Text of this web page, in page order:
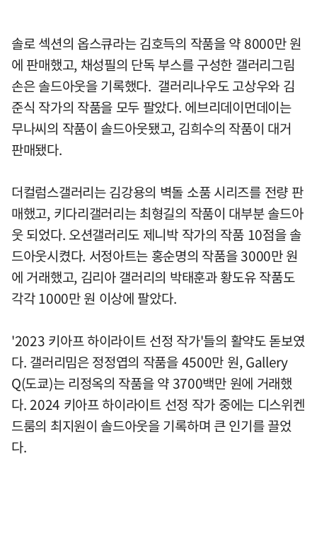
솔로 섹션의 옵스큐라는 김호득의 작품을 약 8000만 원
에 판매했고, 채성필의 단독 부스를 구성한 갤러리그림
손은 솔드아웃을 기록했다. 갤러리나우도 고상우와 김
준식 작가의 작품을 모두 팔았다. 에브리데이먼데이는
무나씨의 작품이 솔드아웃됐고, 김희수의 작품이 대거
판매됐다.
더컬럼스갤러리는 김강용의 벽돌 소품 시리즈를 전량 판
매했고, 키다리갤러리는 최형길의 작품이 대부분 솔드아
웃 되었다. 오션갤러리도 제니박 작가의 작품 10점을 솔
드아웃시켰다. 서정아트는 홍순명의 작품을 3000만 원
에 거래했고, 김리아 갤러리의 박태훈과 황도유 작품도
각각 1000만 원 이상에 팔았다.
'2023 키아프 하이라이트 선정 작가'들의 활약도 돋보였
다. 갤러리밈은 정정엽의 작품을 4500만 원, Gallery
Q(도쿄)는 리정옥의 작품을 약 3700백만 원에 거래했
다. 2024 키아프 하이라이트 선정 작가 중에는 디스위켄
드룸의 최지원이 솔드아웃을 기록하며 큰 인기를 끌었
다.